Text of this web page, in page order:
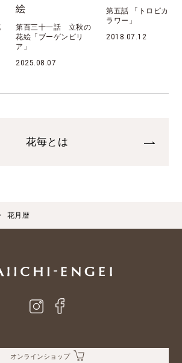
一話 立秋の
ーゲンビリ
第五話 「トロピカルフ
2018.07.12
第六
花毎とは
花月暦
オンラインショップ